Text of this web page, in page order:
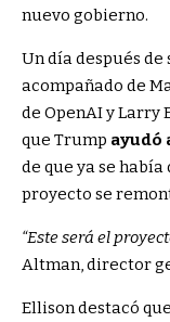
nuevo gobierno.
Un día después
acompañado de
de OpenAI y Larry
que Trump ayudó
de que ya se
proyecto se
“Este será el
Altman, director
Ellison destacó